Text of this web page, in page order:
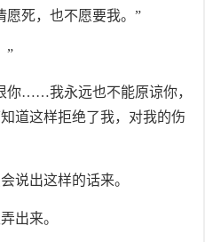
愿死，也不愿要我。”
”
你……我永远也不能原谅你，
道这样拒绝了我，对我的伤
说出这样的话来。
出来。